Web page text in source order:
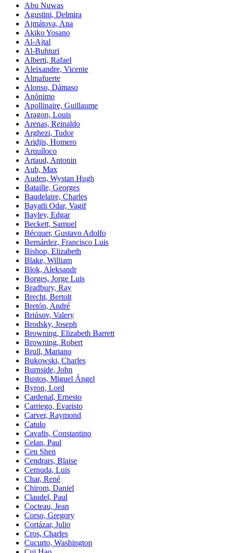
Abu Nuwas
Agustini, Delmira
Ajmátova, Ana
Akiko Yosano
Al-Ajtal
Al-Buhturi
Alberti, Rafael
Aleixandre, Vicente
Almafuerte
Alonso, Dámaso
Anónimo
Apollinaire, Guillaume
Aragon, Louis
Arenas, Reinaldo
Arghezi, Tudor
Aridjis, Homero
Arquíloco
Artaud, Antonin
Aub, Max
Auden, Wystan Hugh
Bataille, Georges
Baudelaire, Charles
Bayatli Odar, Vagif
Bayley, Edgar
Beckett, Samuel
Bécquer, Gustavo Adolfo
Bernárdez, Francisco Luis
Bishop, Elizabeth
Blake, William
Blok, Aleksandr
Borges, Jorge Luis
Bradbury, Ray
Brecht, Bertolt
Bretón, André
Briúsov, Valery
Brodsky, Joseph
Browning, Elizabeth Barrett
Browning, Robert
Brull, Mariano
Bukowski, Charles
Burnside, John
Bustos, Miguel Ángel
Byron, Lord
Cardenal, Ernesto
Carriego, Evaristo
Carver, Raymond
Catulo
Cavafis, Constantino
Celan, Paul
Cen Shen
Cendrars, Blaise
Cernuda, Luis
Char, René
Chirom, Daniel
Claudel, Paul
Cocteau, Jean
Corso, Gregory
Cortázar, Julio
Cros, Charles
Cucurto, Washington